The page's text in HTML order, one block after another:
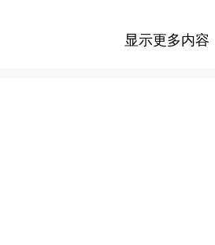
显示更多内容